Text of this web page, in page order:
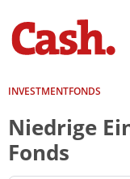
INVESTMENTFONDS
Niedrige
Fonds